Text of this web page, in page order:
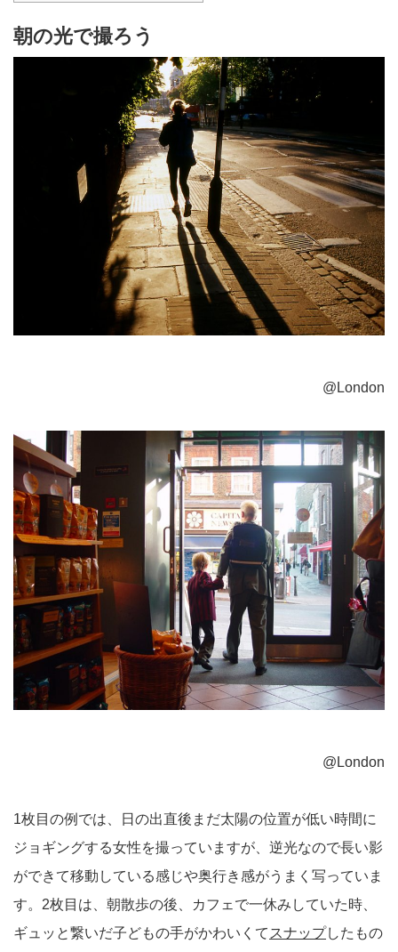
朝の光で撮ろう
@London
@London
1枚目の例では、日の出直後まだ太陽の位置が低い時間に
ジョギングする女性を撮っていますが、逆光なので長い影
ができて移動している感じや奥行き感がうまく写っていま
す。2枚目は、朝散歩の後、カフェで一休みしていた時、
ギュッと繋いだ子どもの手がかわいくて スナップしたもの